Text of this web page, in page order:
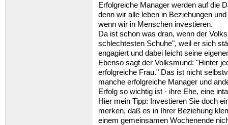
Erfolgreiche Manager werden auf die
denn wir alle leben in Beziehungen
wenn wir in Menschen investieren.
Da ist schon was dran, wenn der
schlechtesten Schuhe", weil er sich
engagiert und dabei leicht seine
Ebenso sagt der Volksmund: "Hinter
erfolgreiche Frau." Das ist nicht
manche erfolgreiche Manager und
Erfolg so wichtig ist - ihre Ehe, eine
Hier mein Tipp: Investieren Sie doch
merken, daß es in Ihrer Beziehung
einem gemeinsamen Wochenende